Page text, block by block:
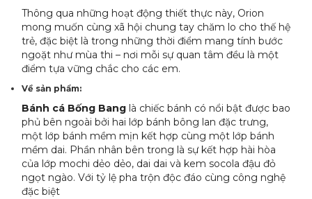
Thông qua những hoạt động thiết thực này, Orion
mong muốn cùng xã hội chung tay chăm lo cho thế hệ
trẻ, đặc biệt là trong những thời điểm mang tính bước
ngoặt như mùa thi – nơi mỗi sự quan tâm đều là một
điểm tựa vững chắc cho các em.
Về sản phẩm:
Bánh cá Bống Bang là chiếc bánh có nổi bật được bao
phủ bên ngoài bởi hai lớp bánh bông lan đặc trưng,
một lớp bánh mềm mịn kết hợp cùng một lớp bánh
mềm dai. Phần nhân bên trong là sự kết hợp hài hòa
của lớp mochi dẻo dẻo, dai dai và kem socola đậu đỏ
ngọt ngào. Với tỷ lệ pha trộn độc đáo cùng công nghệ
đặc biệt